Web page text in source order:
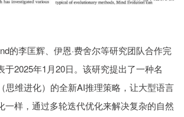
的李匡辉、伊恩·费舍尔等研究团队合作完
于2025年1月20日。该研究提出了一种名
思维进化）的全新AI推理策略，让大型语言
一样，通过多轮迭代优化来解决复杂的自然